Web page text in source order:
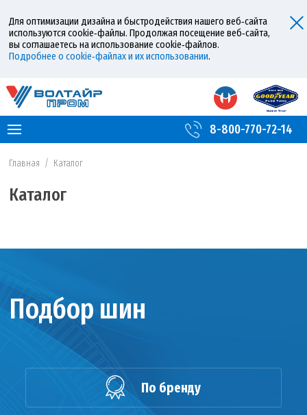
Для оптимизации дизайна и быстродействия нашего веб‑сайта
используются cookie‑файлы. Продолжая посещение веб‑сайта,
вы соглашаетесь на использование cookie‑файлов.
Подробнее о cookie‑файлах и их использовании.
8-800-770-72-14
Главная / Каталог
Каталог
Подбор шин
По бренду